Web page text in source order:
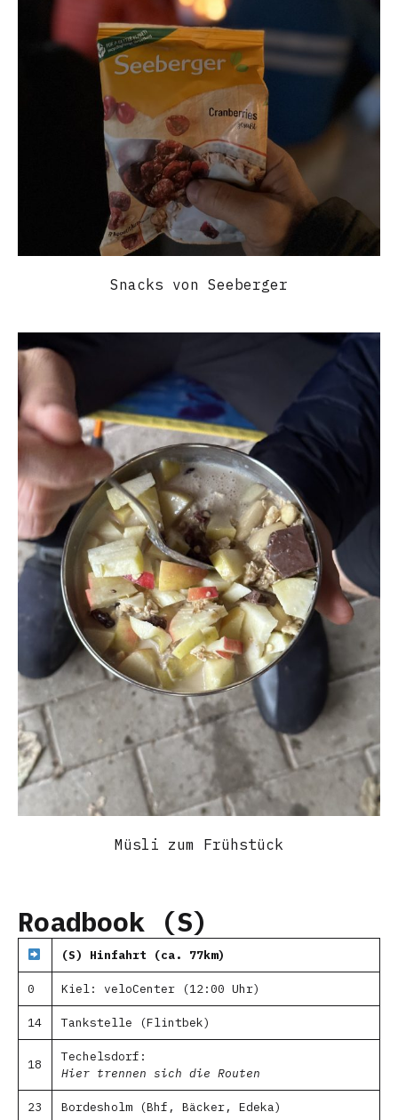
Snacks von Seeberger
Müsli zum Frühstück
Roadbook (S)
(S) Hinfahrt (ca. 77km)
0 Kiel: veloCenter (12:00 Uhr)
14 Tankstelle (Flintbek)
18
Techelsdorf:
Hier trennen sich die Routen
23 Bordesholm (Bhf, Bäcker, Edeka)